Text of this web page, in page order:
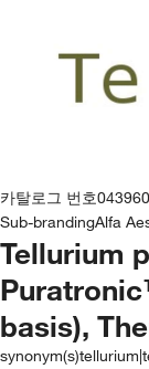
카탈로그 번호043960
Sub-brandingAlfa
Tellurium
basis),
synonym(s)